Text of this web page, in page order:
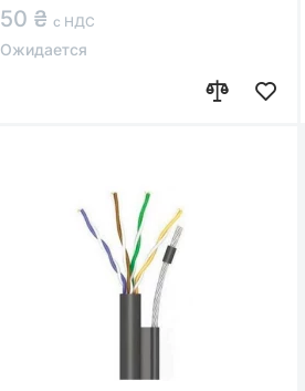
50 ₴ с НДС
Ожидается